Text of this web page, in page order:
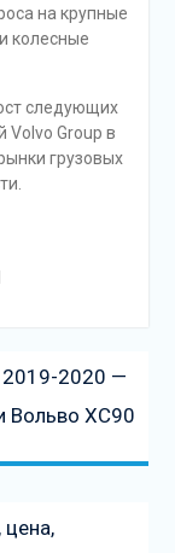
на крупные
колесные
следующих
Volvo Group в
грузовых
2020 —
Вольво ХС90